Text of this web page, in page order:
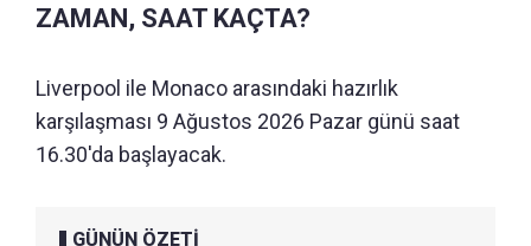
ZAMAN, SAAT KAÇTA?
Liverpool ile Monaco arasındaki hazırlık
karşılaşması 9 Ağustos 2026 Pazar günü saat
16.30'da başlayacak.
GÜNÜN ÖZETİ